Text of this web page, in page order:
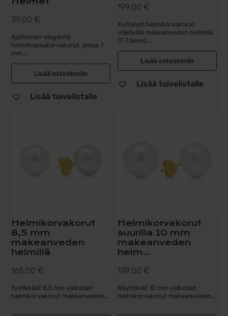
39,00 €
Ajattoman elegantit
helmihopeakorvakorut, joissa 7
mm...
Lisää ostoskoriin
Lisää toivelistalle
199,00 €
Kultaiset helmikorvakorut
viljellyillä makeanveden helmillä
(7-7,5mm),...
Lisää ostoskoriin
Lisää toivelistalle
Helmikorvakorut
8,5 mm
makeanveden
helmillä
165,00 €
Tyylikkäät 8,5 mm valkoiset
helmikorvakorut makeanveden...
Helmikorvakorut
suurilla 10 mm
makeanveden
helm...
139,00 €
Näyttävät 10 mm valkoiset
helmikorvakorut makeanveden...